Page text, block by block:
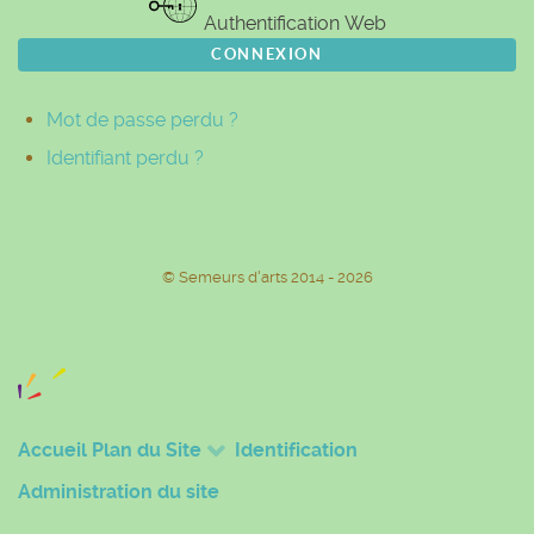
Authentification Web
CONNEXION
Mot de passe perdu ?
Identifiant perdu ?
© Semeurs d'arts 2014 - 2026
Accueil Plan du Site
Identification
Administration du site